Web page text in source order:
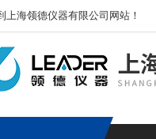
上海领德仪器有限公司网站！